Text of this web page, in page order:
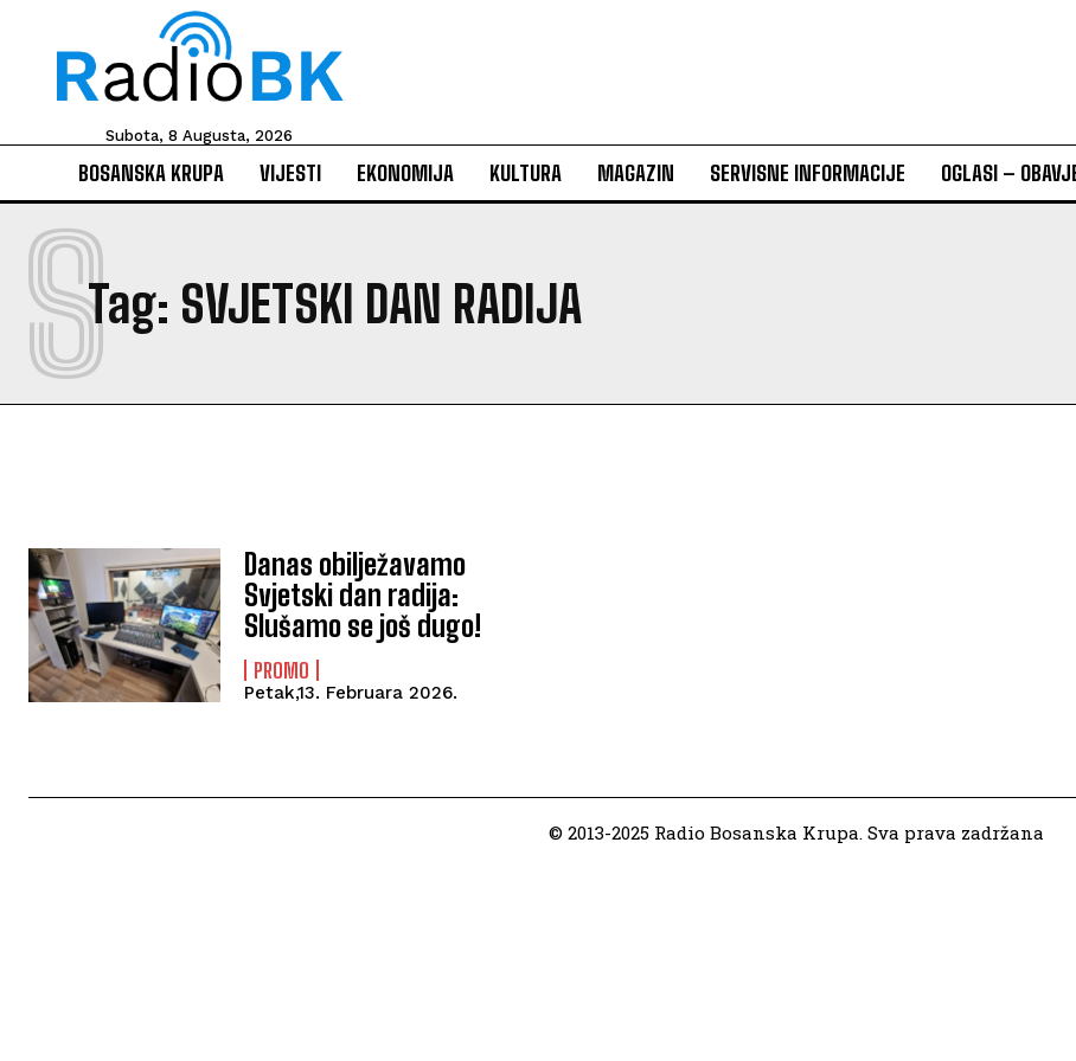
Subota, 8 Augusta, 2026
BOSANSKA KRUPA VIJESTI EKONOMIJA KULTURA MAGAZIN SERVISNE INFORMACIJE OGLASI –
Tag: SVJETSKI DAN RADIJA
S
Danas obilježavamo
Svjetski dan radija:
Slušamo se još dugo!
PROMO
Petak,13. Februara 2026.
© 2013-2025 Radio Bosanska Krupa. Sva prava zadržana